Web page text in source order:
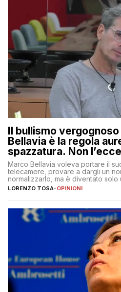
Il bullismo
Bellavia è la regola
spazzatura. Non
Marco Bellavia voleva portare il
telecamere, provare a dargli un
normalizzarlo, ma è diventato
copione
LORENZO TOSA-OPINIONI